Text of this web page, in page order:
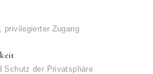
privilegierter Zugang
Schutz der Privatsphäre